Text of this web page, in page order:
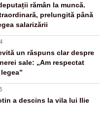
rămân la muncă.
prelungită până
salarizării
un răspuns clar despre
sale: „Am respectat
a descins la vila lui Ilie